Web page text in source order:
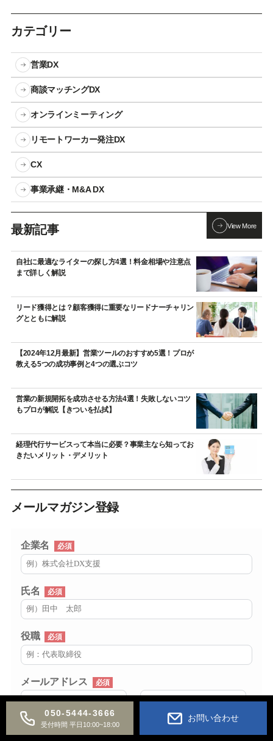
カテゴリー
営業DX
商談マッチングDX
オンラインミーティング
リモートワーカー発注DX
CX
事業承継・M&A DX
最新記事 View More
自社に最適なライターの探し方4選！料金相場や注意点
まで詳しく解説
リード獲得とは？顧客獲得に重要なリードナーチャリン
グとともに解説
【2024年12月最新】営業ツールのおすすめ5選！プロが
教える5つの成功事例と4つの選ぶコツ
営業の新規開拓を成功させる方法4選！失敗しないコツ
もプロが解説【きついを払拭】
経理代行サービスって本当に必要？事業主なら知ってお
きたいメリット・デメリット
メールマガジン登録
企業名 必須
氏名 必須
役職 必須
メールアドレス 必須
@
個人情報保護方針に同意の上、送信してくだ
050-5444-3666
受付時間 平日10:00~18:00
お問い合わせ